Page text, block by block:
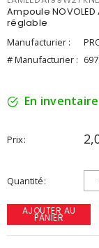
Ampoule NOVOLED
réglable
Manufacturier :
# Manufacturier :
En inventaire
Prix
Quantité
AJOUTER AU
PANIER